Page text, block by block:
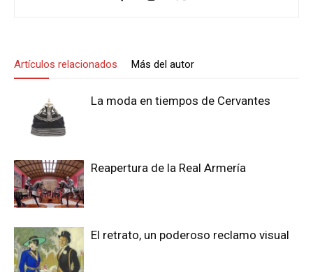
Artículos relacionados Más del autor
La moda en tiempos de Cervantes
Reapertura de la Real Armería
El retrato, un poderoso reclamo visual